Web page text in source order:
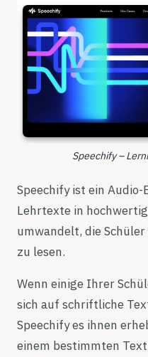
Speechify –
Speechify ist ein
Lehrtexte in
umwandelt, die
zu lesen.
Wenn einige Ihrer
sich auf schriftliche
Speechify es ihnen
einem bestimmten